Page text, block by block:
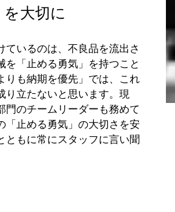
を大切に
ているのは、不良品を流出さ
を「止める勇気」を持つこと
りも納期を優先」では、これ
り立たないと思います。現
門のチームリーダーも務めて
「止める勇気」の大切さを安
ともに常にスタッフに言い聞